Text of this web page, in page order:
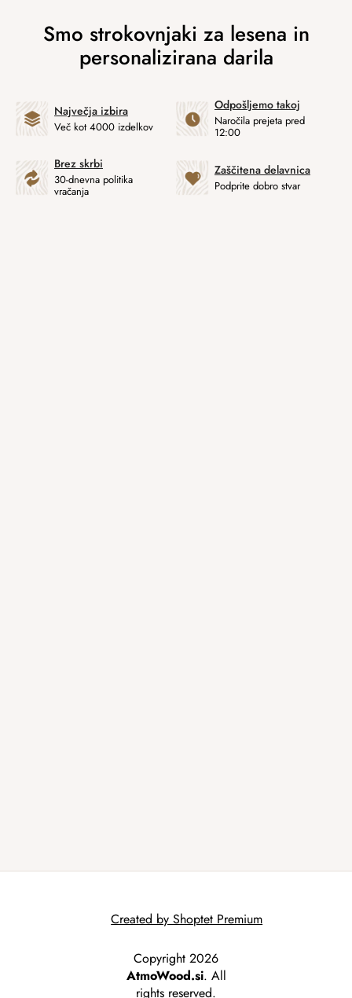
Največja izbira
Več kot 4000 izdelkov
Odpošljemo takoj
Naročila prejeta pred
12:00
Brez skrbi
30-dnevna politika
vračanja
Zaščitena delavnica
Podprite dobro stvar
Created by Shoptet Premium
Copyright 2026
AtmoWood.si. All
rights reserved.